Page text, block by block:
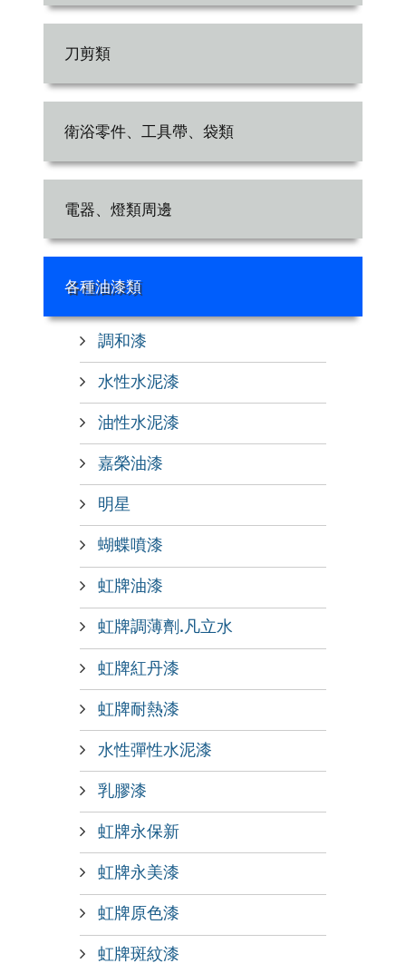
刀剪類
衛浴零件、工具帶、袋類
電器、燈類周邊
各種油漆類
調和漆
水性水泥漆
油性水泥漆
嘉榮油漆
明星
蝴蝶噴漆
虹牌油漆
虹牌調薄劑.凡立水
虹牌紅丹漆
虹牌耐熱漆
水性彈性水泥漆
乳膠漆
虹牌永保新
虹牌永美漆
虹牌原色漆
虹牌斑紋漆